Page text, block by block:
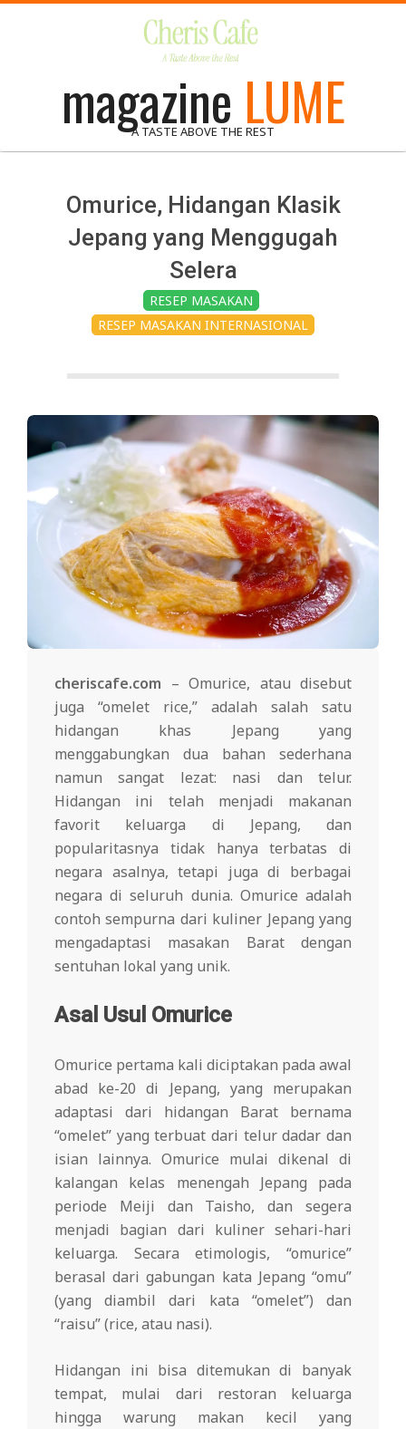
magazine LUME
A TASTE ABOVE THE REST
Omurice, Hidangan Klasik
Jepang yang Menggugah
Selera
RESEP MASAKAN
RESEP MASAKAN INTERNASIONAL
cheriscafe.com – Omurice, atau disebut
juga “omelet rice,” adalah salah satu
hidangan khas Jepang yang
menggabungkan dua bahan sederhana
namun sangat lezat: nasi dan telur.
Hidangan ini telah menjadi makanan
favorit keluarga di Jepang, dan
popularitasnya tidak hanya terbatas di
negara asalnya, tetapi juga di berbagai
negara di seluruh dunia. Omurice adalah
contoh sempurna dari kuliner Jepang yang
mengadaptasi masakan Barat dengan
sentuhan lokal yang unik.
Asal Usul Omurice
Omurice pertama kali diciptakan pada awal
abad ke-20 di Jepang, yang merupakan
adaptasi dari hidangan Barat bernama
“omelet” yang terbuat dari telur dadar dan
isian lainnya. Omurice mulai dikenal di
kalangan kelas menengah Jepang pada
periode Meiji dan Taisho, dan segera
menjadi bagian dari kuliner sehari-hari
keluarga. Secara etimologis, “omurice”
berasal dari gabungan kata Jepang “omu”
(yang diambil dari kata “omelet”) dan
“raisu” (rice, atau nasi).
Hidangan ini bisa ditemukan di banyak
tempat, mulai dari restoran keluarga
hingga warung makan kecil yang